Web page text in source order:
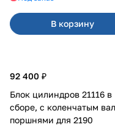
В корзину
92 400 ₽
Блок цилиндров 21116 в
сборе, с коленчатым
поршнями для 2190